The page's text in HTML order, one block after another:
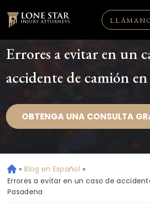
Errores a evitar en un
accidente de camión en
OBTENGA UNA CONSULTA
Ini
ci
o
» Blog en Español »
Errores a evitar en un caso de
Pasadena